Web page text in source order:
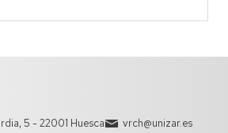
5 - 22001 Huesca
vrch@unizar.es